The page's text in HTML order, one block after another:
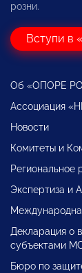
розни.
Вступи в
Об «ОПОРЕ
Ассоциация
Новости
Комитеты и
Региональное
Экспертиза и
Декларация о
субъектами
Бюро по